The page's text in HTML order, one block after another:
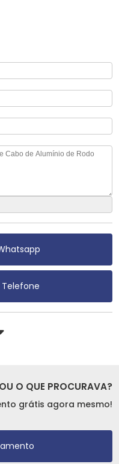
O QUE PROCURAVA?
grátis agora mesmo!